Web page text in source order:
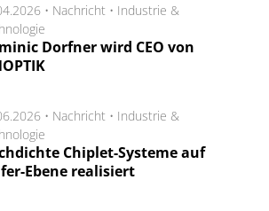
• Nachricht • Industrie &
Dorfner wird CEO von
• Nachricht • Industrie &
Chiplet-Systeme auf
Ebene realisiert